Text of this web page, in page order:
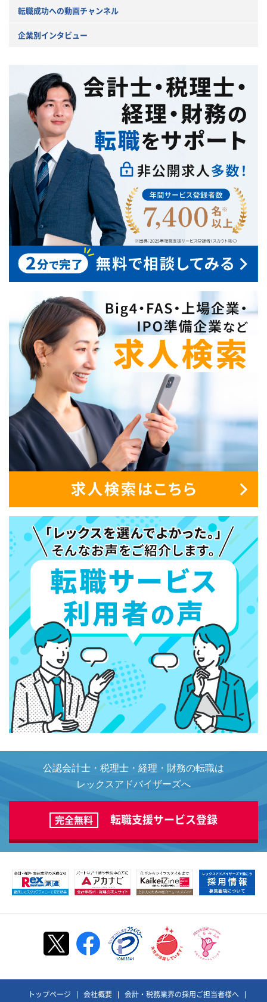
転職成功への動画チャンネル
企業別インタビュー
公認会計士・税理士・経理・財務の転職は
レックスアドバイザーズへ
完全無料 転職支援サービス登録
トップページ 会社概要 会計・税務業界の採用ご担当者様へ